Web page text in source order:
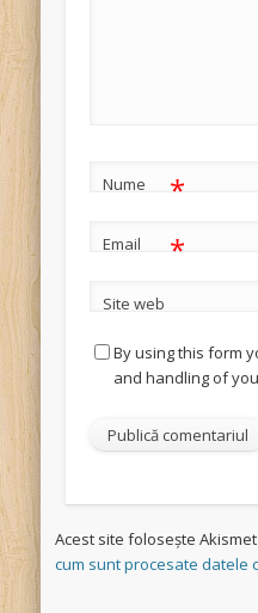
Nume *
Email *
Site web
By using this form
and handling of
Acest site folosește
cum sunt procesate datele